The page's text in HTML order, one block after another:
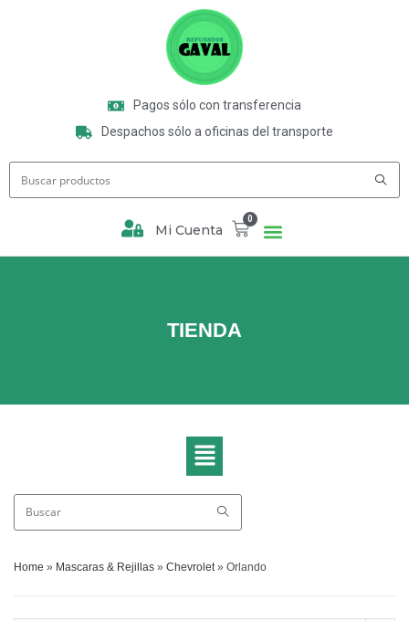
Pagos sólo con transferencia
Despachos sólo a oficinas del transporte
Mi Cuenta
0
TIENDA
Home » Mascaras & Rejillas » Chevrolet » Orlando